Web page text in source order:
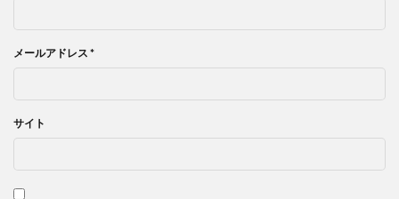
メールアドレス *
サイト